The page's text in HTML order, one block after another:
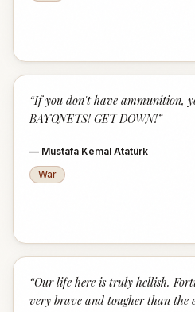
“If you don't have ammunition,
BAYONETS! GET DOWN!”
— Mustafa Kemal Atatürk
War
“Our life here is truly hellish.
very brave and tougher than the